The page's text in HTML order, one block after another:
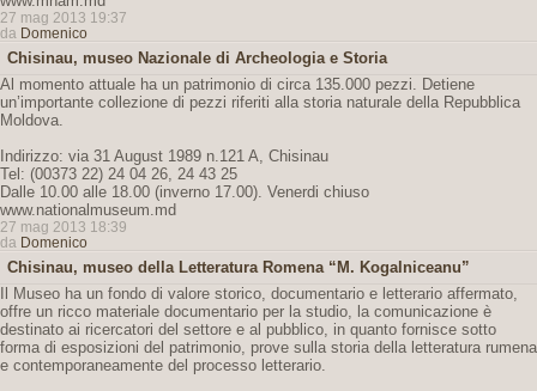
27 mag 2013 19:37
da Domenico
Chisinau, museo Nazionale di Archeologia e Storia
Al momento attuale ha un patrimonio di circa 135.000 pezzi. Detiene
un’importante collezione di pezzi riferiti alla storia naturale della Repubblica
Moldova.
Indirizzo: via 31 August 1989 n.121 A, Chisinau
Tel: (00373 22) 24 04 26, 24 43 25
Dalle 10.00 alle 18.00 (inverno 17.00). Venerdi chiuso
www.nationalmuseum.md
27 mag 2013 18:39
da Domenico
Chisinau, museo della Letteratura Romena “M. Kogalniceanu”
Il Museo ha un fondo di valore storico, documentario e letterario affermato,
offre un ricco materiale documentario per la studio, la comunicazione è
destinato ai ricercatori del settore e al pubblico, in quanto fornisce sotto
forma di esposizioni del patrimonio, prove sulla storia della letteratura rumena
e contemporaneamente del processo letterario.